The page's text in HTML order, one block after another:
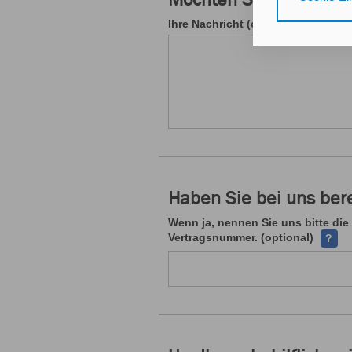
Gerät bzw.
25 Abs. 1
Zusätzlich
erteilten
Impressum
Ihre Nachricht (optional)
Haben Sie bei uns
Wenn ja, nennen Sie uns bitte die
Vertragsnummer. (optional)
Ihre
?